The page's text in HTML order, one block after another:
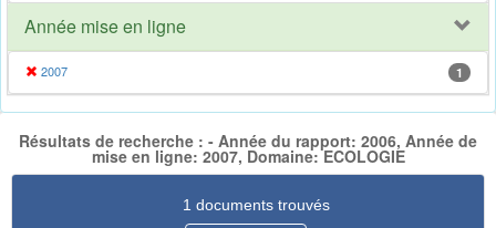
Année mise en ligne
2007 1
Résultats de recherche : - Année du rapport: 2006, Année de
mise en ligne: 2007, Domaine: ECOLOGIE
1 documents trouvés